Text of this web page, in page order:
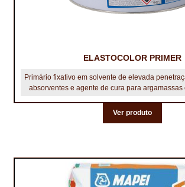
ELASTOCOLOR PRIMER
Primário fixativo em solvente de elevada
absorventes e agente de cura para
Ver produto